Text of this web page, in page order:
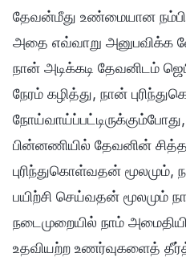
தேவன்மீது உண்மையான
அதை எவ்வாறு அனுபவிக்க
நான் அடிக்கடி தேவனிடம்
நேரம் கழித்து, நான்
பின்னணியில் தேவனின்
புரிந்துகொள்வதன்
பயிற்சி செய்வதன் மூலமும்
நடைமுறையில் நாம்
உதவியற்ற உணர்வுகளைத்